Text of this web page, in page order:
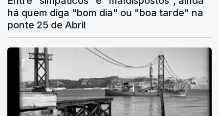
há quem diga "bom dia" ou "boa tarde" na
ponte 25 de Abril